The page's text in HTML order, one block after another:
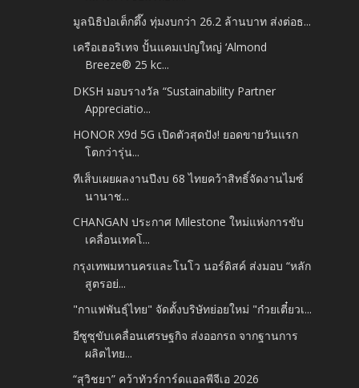
มูลนิธิป่อเต็กตึ๊ง ทุ่มงบกว่า 26.2 ล้านบาท ส่งต่อธ...
เครือเฮอริเทจ ปั้นแคมเปญใหญ่ ‘Almond
Breeze® 25 kc...
DKSH มอบรางวัล “Sustainability Partner
Appreciatio...
HONOR X9d 5G เปิดตัวสุดปัง! ยอดขายวันแรก
โตกว่ารุ่น...
ทีเส็บเผยผลงานปีงบ 68 ไทยคว้าสิทธิ์จัดงานไมซ์
นานาช...
CHANGAN ประกาศ Milestone ใหม่แห่งการขับ
เคลื่อนเทคโ...
กรุงเทพมหานครและโนโว นอร์ดิสค์ ส่งมอบ “หลัก
สูตรอย่...
"กาแฟพันธุ์ไทย" จัดตั้งบริษัทย่อยใหม่ "ก๋วยเตี๋ยวเ...
อีซูซุขับเคลื่อนเศรษฐกิจ ส่งออกรถ จากฐานการ
ผลิตไทย...
“สุวิชยา” คว้าทัวร์การ์ดแอลพีจีเอ 2026